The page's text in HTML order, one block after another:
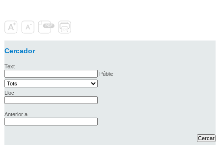
Cercador
Text
Públic
Lloc
Anterior a